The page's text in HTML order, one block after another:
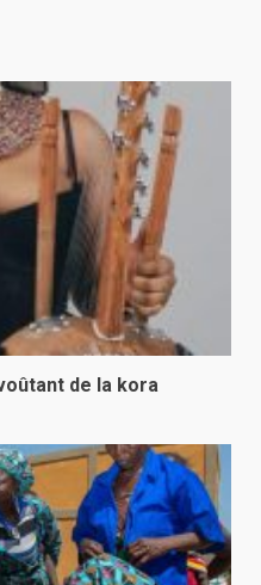
de la kora